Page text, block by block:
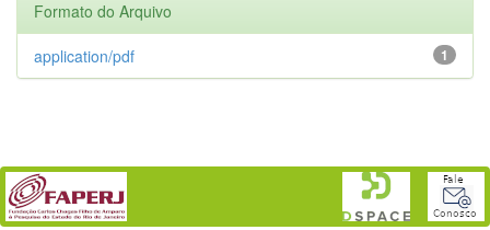
Formato do Arquivo
1
application/pdf